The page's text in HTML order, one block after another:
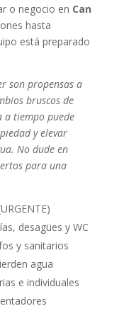
o negocio en Can
hasta
está preparado
son propensas a
bruscos de
a tiempo puede
y elevar
No dude en
para una
desagües y WC
y sanitarios
agua
e individuales